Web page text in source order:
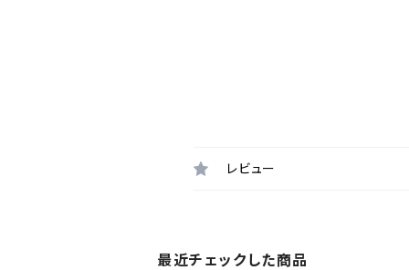
レビュー
最近チェックした商品